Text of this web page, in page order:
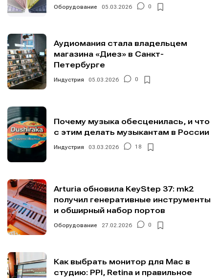
Оборудование 05.03.2026 0
Аудиомания стала владельцем
магазина «Диез» в Санкт-
Петербурге
Индустрия 05.03.2026 0
Почему музыка обесценилась, и что
с этим делать музыкантам в России
Индустрия 03.03.2026 18
Arturia обновила KeyStep 37: mk2
получил генеративные инструменты
и обширный набор портов
Оборудование 27.02.2026 0
Как выбрать монитор для Mac в
студию: PPI, Retina и правильное